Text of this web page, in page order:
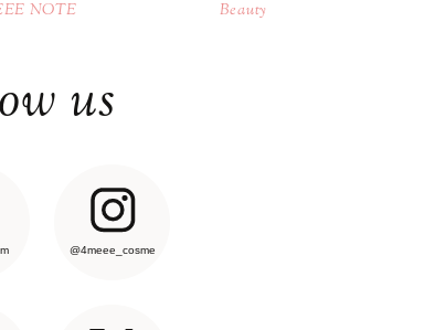
NOTE Beauty
us
@4meee_cosme